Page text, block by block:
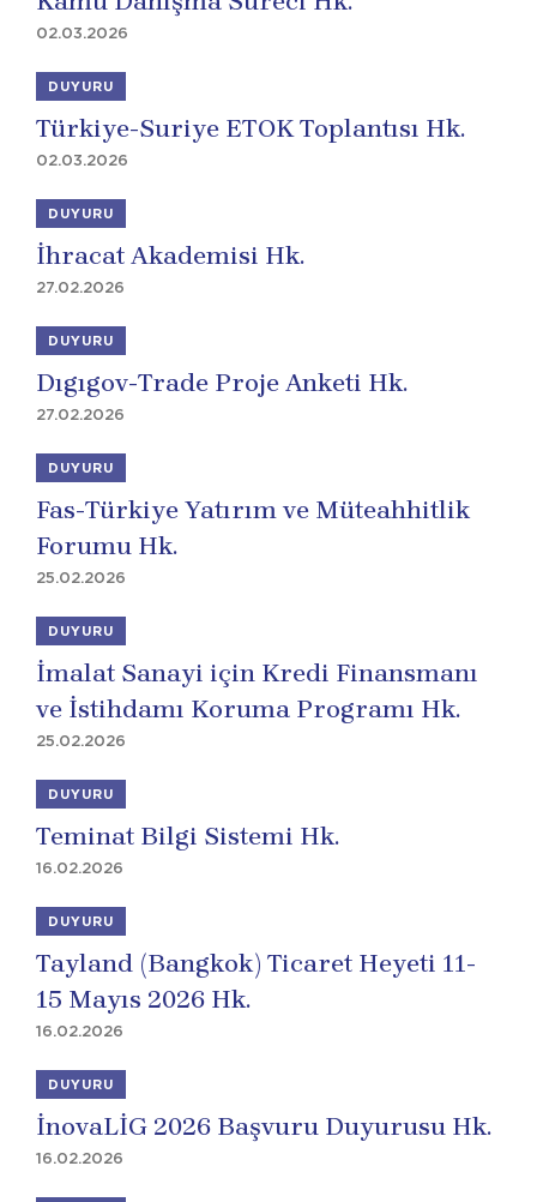
02.03.2026
DUYURU
Türkiye-Suriye ETOK Toplantısı Hk.
02.03.2026
DUYURU
İhracat Akademisi Hk.
27.02.2026
DUYURU
Dıgıgov-Trade Proje Anketi Hk.
27.02.2026
DUYURU
Fas-Türkiye Yatırım ve Müteahhitlik
Forumu Hk.
25.02.2026
DUYURU
İmalat Sanayi için Kredi Finansmanı
ve İstihdamı Koruma Programı Hk.
25.02.2026
DUYURU
Teminat Bilgi Sistemi Hk.
16.02.2026
DUYURU
Tayland (Bangkok) Ticaret Heyeti 11-
15 Mayıs 2026 Hk.
16.02.2026
DUYURU
İnovaLİG 2026 Başvuru Duyurusu Hk.
16.02.2026